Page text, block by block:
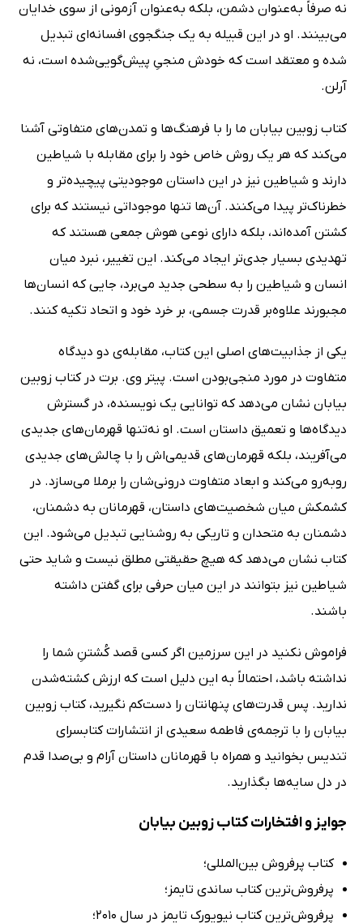
نه صرفاً به‌عنوان دشمن، بلکه به‌عنوان آزمونی از سوی خدایان
می‌بینند. او در این قبیله به یک جنگجوی افسانه‌ای تبدیل
شده و معتقد است که خودش منجیِ پیش‌گویی‌شده است، نه
آرلن.
کتاب زوبین بیابان ما را با فرهنگ‌ها و تمدن‌های متفاوتی آشنا
می‌کند که هر یک روش خاص خود را برای مقابله با شیاطین
دارند و شیاطین نیز در این داستان موجودیتی پیچیده‌تر و
خطرناک‌تر پیدا می‌کنند. آن‌ها تنها موجوداتی نیستند که برای
کشتن آمده‌اند، بلکه دارای نوعی هوش جمعی هستند که
تهدیدی بسیار جدی‌تر ایجاد می‌کند. این تغییر، نبرد میان
انسان و شیاطین را به سطحی جدید می‌برد، جایی که انسان‌ها
مجبورند علاوه‌بر قدرت جسمی، بر خرد خود و اتحاد تکیه کنند.
یکی از جذابیت‌های اصلی این کتاب، مقابله‌ی دو دیدگاه
متفاوت در مورد منجی‌بودن است. پیتر وی. برت در کتاب زوبین
بیابان نشان می‌دهد که توانایی یک نویسنده، در گسترش
دیدگاه‌ها و تعمیق داستان است. او نه‌تنها قهرمان‌های جدیدی
می‌آفریند، بلکه قهرمان‌های قدیمی‌اش را با چالش‌های جدیدی
روبه‌رو می‌کند و ابعاد متفاوت درونی‌شان را برملا می‌سازد. در
کشمکش میان شخصیت‌های داستان، قهرمانان به دشمنان،
دشمنان به متحدان و تاریکی به روشنایی تبدیل می‌شود. این
کتاب نشان می‌دهد که هیچ حقیقتی مطلق نیست و شاید حتی
شیاطین نیز بتوانند در این میان حرفی برای گفتن داشته
باشند.
فراموش نکنید در این سرزمین اگر کسی قصد کُشتنِ شما را
نداشته باشد، احتمالاً به این دلیل است که ارزش کشته‌شدن
ندارید. پس قدرت‌های پنهانتان را دست‌کم نگیرید، کتاب زوبین
بیابان را با ترجمه‌ی فاطمه سعیدی از انتشارات کتابسرای
تندیس بخوانید و همراه با قهرمانان داستان آرام و بی‌صدا قدم
در دل سایه‌ها بگذارید.
جوایز و افتخارات کتاب زوبین بیابان
کتاب پرفروش بین‌المللی؛
پرفروش‌ترین کتاب ساندی تایمز؛
پرفروش‌ترین کتاب نیویورک تایمز در سال 2010؛